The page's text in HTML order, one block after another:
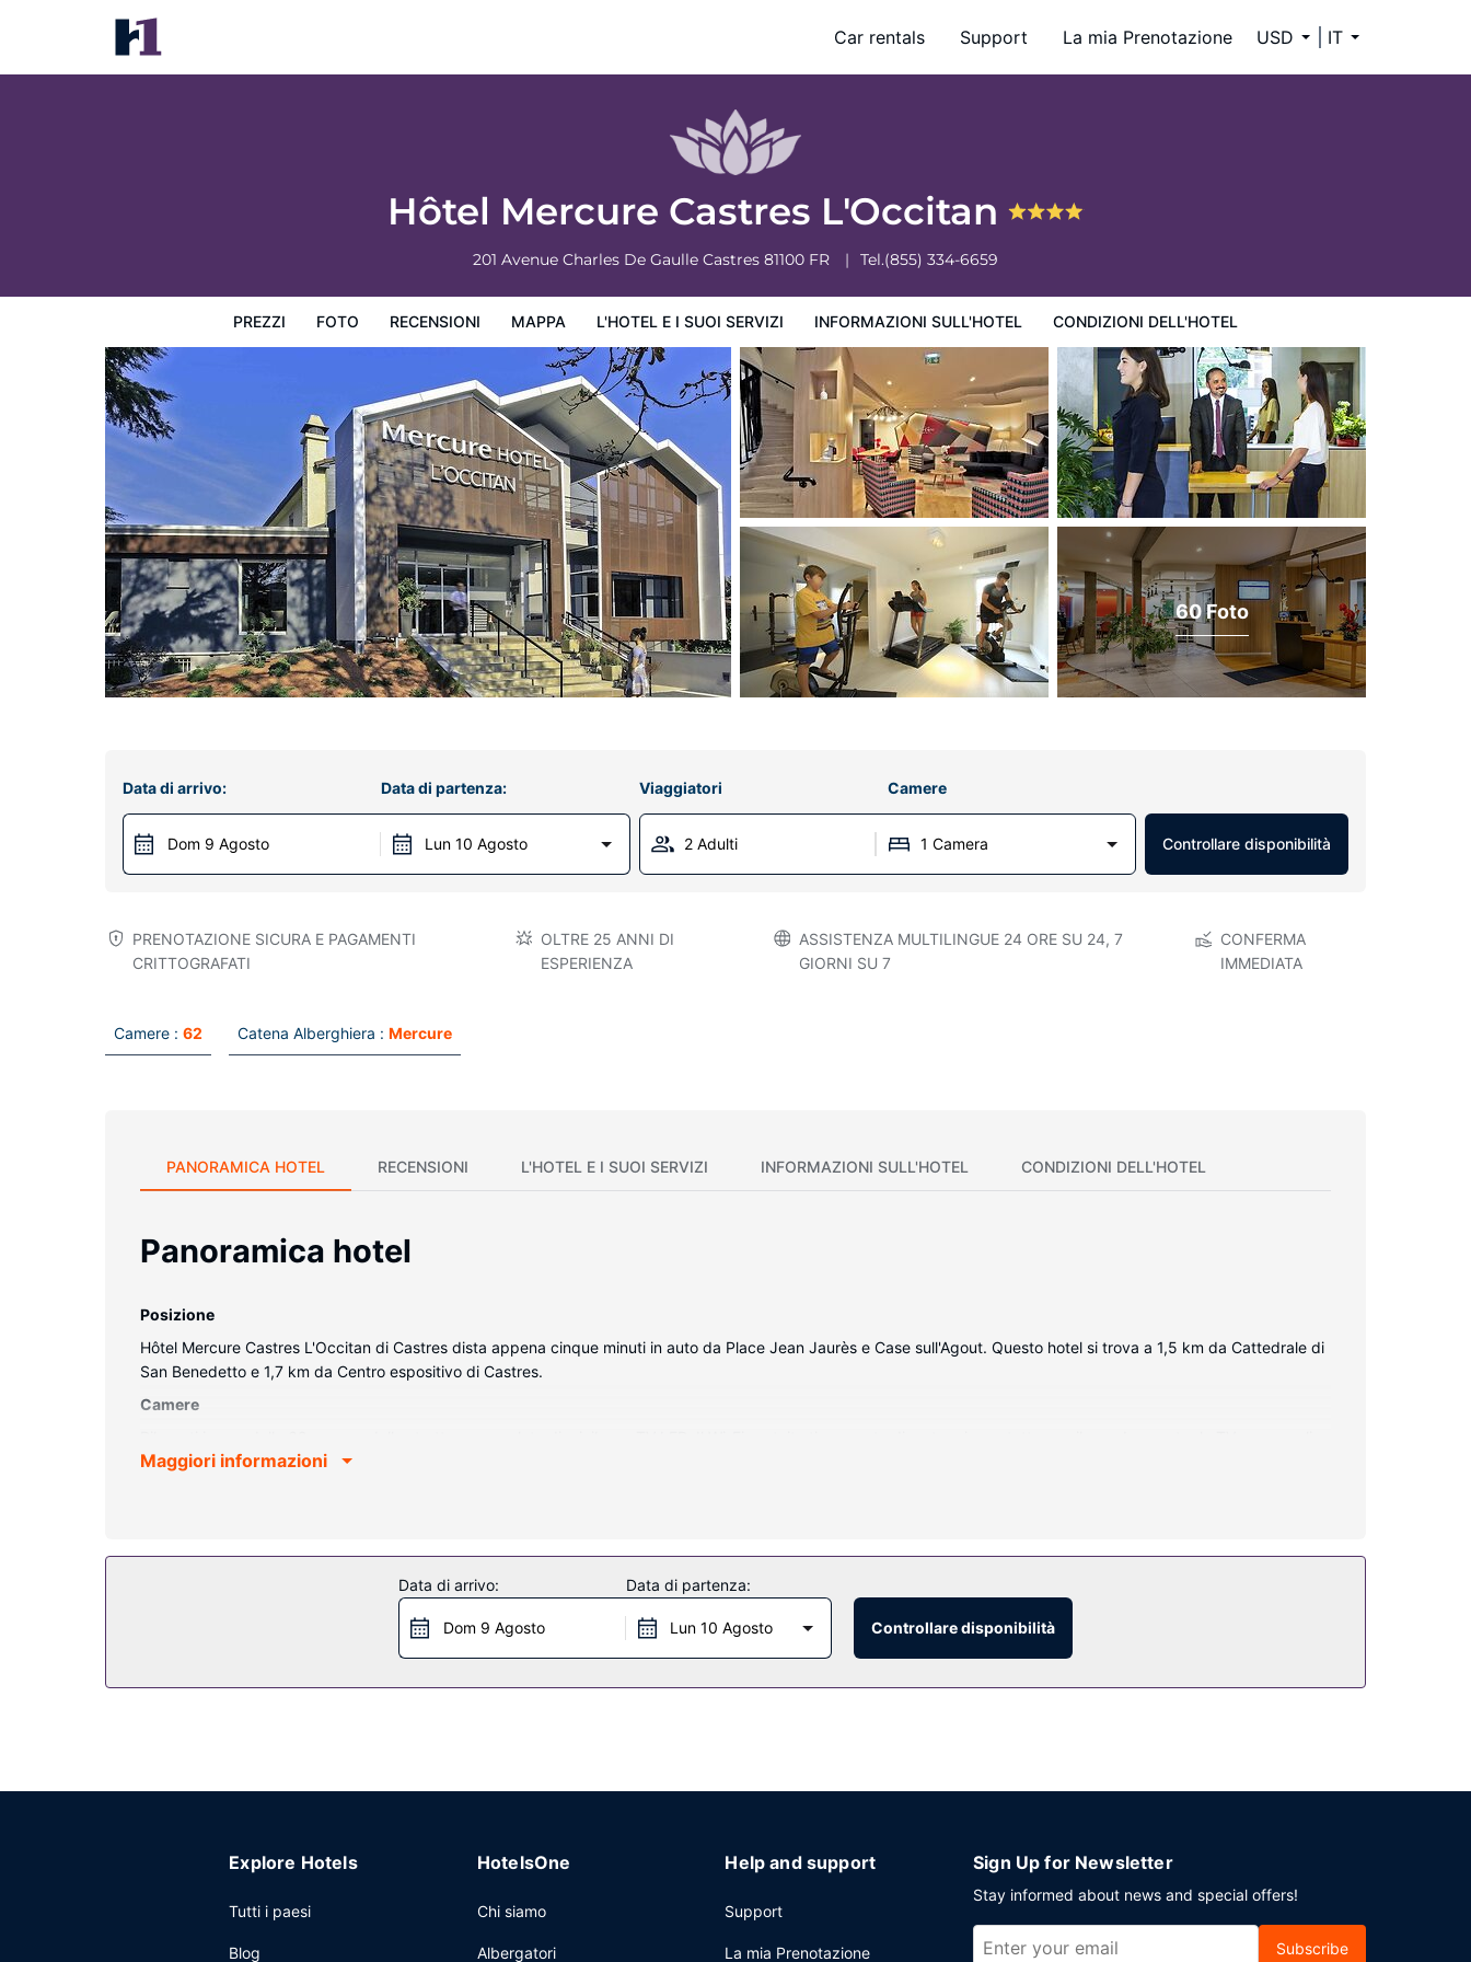
Car rentals Support La mia Prenotazione USD IT
Hôtel Mercure Castres L'Occitan
201 Avenue Charles De Gaulle Castres 81100 FR Tel.(855) 334-6659
PREZZI FOTO RECENSIONI MAPPA L'HOTEL E I SUOI SERVIZI INFORMAZIONI SULL'HOTEL CONDIZIONI DELL'HOTEL
Hôtel Mercure Castres L'Occitan
Prezzi Condizioni dell'hotel
60 Foto
Data di arrivo:
Dom 9 Agosto
Data di partenza:
Lun 10 Agosto
Viaggiatori Camere
2 Adulti 1 Camera Controllare disponibilità
PRENOTAZIONE SICURA E PAGAMENTI
CRITTOGRAFATI
OLTRE 25 ANNI DI
ESPERIENZA
ASSISTENZA MULTILINGUE 24 ORE SU 24, 7
GIORNI SU 7
CONFERMA
IMMEDIATA
Camere : 62 Catena Alberghiera : Mercure
PANORAMICA HOTEL RECENSIONI L'HOTEL E I SUOI SERVIZI INFORMAZIONI SULL'HOTEL CONDIZIONI DELL'HOTEL
Panoramica hotel
Posizione
Hôtel Mercure Castres L'Occitan di Castres dista appena cinque minuti in auto da Place Jean Jaurès e Case sull'Agout. Questo hotel si trova a 1,5 km da Cattedrale di
San Benedetto e 1,7 km da Centro espositivo di Castres.
Camere
via satellite è l'ideale per concedersi un po' di svago. I bagni dispongono di set di cortesia gratuiti e asciugacapelli. I comfort includono telefoni, scrivanie e accessori
propone, inoltre, il Wi-Fi gratuito, l'assistenza per la prenotazione di tour e biglietti e una sala ricevimenti.
Per il pranzo e la cena, visita L Occitan, un ristorante specializzato in cucina francese, oppure, se preferisci stare nella tua stanza, richiedi il servizio in camera con
orario limitato. Concludi la giornata in bellezza con il tuo drink preferito! Presso questa struttura troverai un bar/lounge davvero fantastico. La colazione a buffet è
disponibile a pagamento tutti i giorni dalle ore 07:00 alle ore 10:00.
Maggiori informazioni
Data di arrivo:
Dom 9 Agosto
Data di partenza:
Lun 10 Agosto Controllare disponibilità
Explore Hotels
Tutti i paesi
Blog
HotelsOne
Chi siamo
Albergatori
Help and support
Support
La mia Prenotazione
Sign Up for Newsletter
Stay informed about news and special offers!
Subscribe